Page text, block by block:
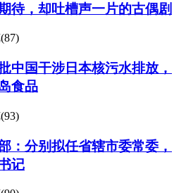
待，却吐槽声一片的古偶剧
中国干涉日本核污水排放，
食品
：分别拟任省辖市委常委，
记